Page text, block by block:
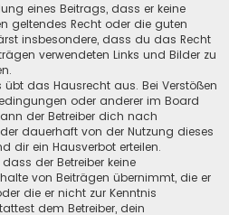
eines Beitrags, dass er keine
geltendes Recht oder die guten
insbesondere, dass du das Recht
verwendeten Links und Bilder zu
übt das Hausrecht aus. Bei Verstößen
oder anderer im Board
der Betreiber dich nach
dauerhaft von der Nutzung dieses
dir ein Hausverbot erteilen.
der Betreiber keine
von Beiträgen übernimmt, die er
die er nicht zur Kenntnis
dem Betreiber, dein